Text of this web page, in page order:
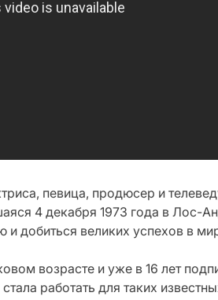
певица, продюсер и
4 декабря 1973 года в Лос-
и добиться великих успехов в
возрасте и уже в 16 лет
работать для таких